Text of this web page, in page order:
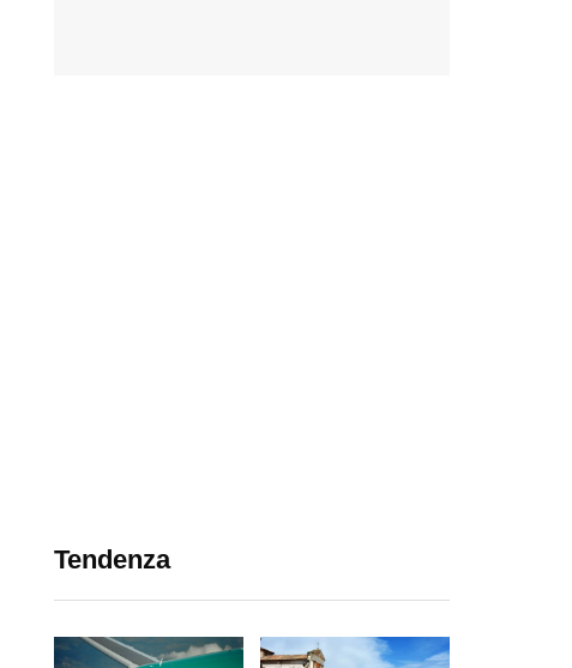
Tendenza